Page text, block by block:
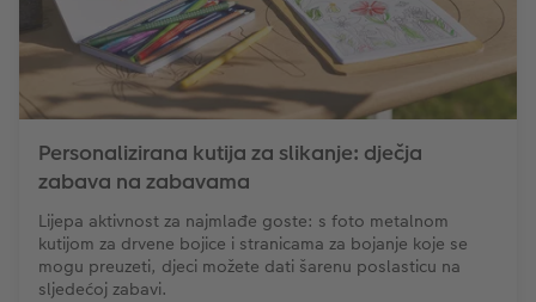
Personalizirana kutija za slikanje: dječja
zabava na zabavama
Lijepa aktivnost za najmlađe goste: s foto metalnom
kutijom za drvene bojice i stranicama za bojanje koje se
mogu preuzeti, djeci možete dati šarenu poslasticu na
sljedećoj zabavi.